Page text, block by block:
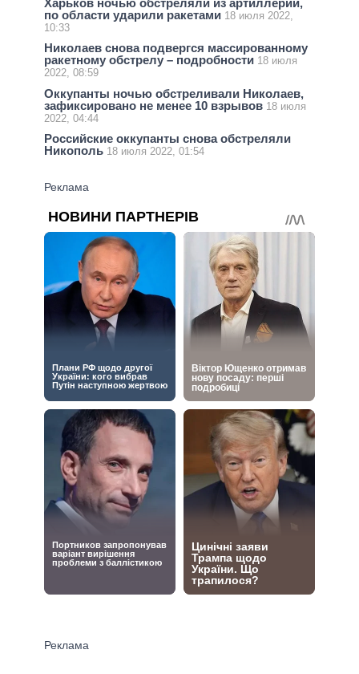
Харьков ночью обстреляли из артиллерии,
по области ударили ракетами 18 июля 2022,
10:33
Николаев снова подвергся массированному
ракетному обстрелу – подробности 18 июля
2022, 08:59
Оккупанты ночью обстреливали Николаев,
зафиксировано не менее 10 взрывов 18 июля
2022, 04:44
Российские оккупанты снова обстреляли
Никополь 18 июля 2022, 01:54